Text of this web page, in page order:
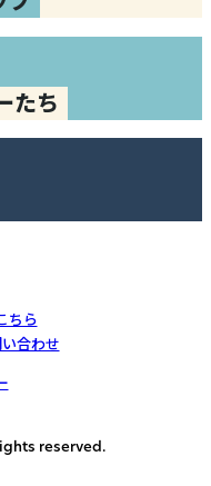
たち
ちら
合わせ
reserved.